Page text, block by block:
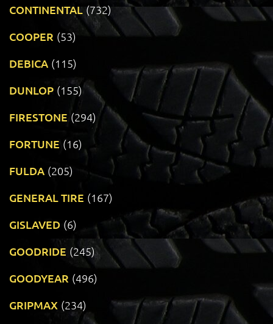
CONTINENTAL (732)
COOPER (53)
DEBICA (115)
DUNLOP (155)
FIRESTONE (294)
FORTUNE (16)
FULDA (205)
GENERAL TIRE (167)
GISLAVED (6)
GOODRIDE (245)
GOODYEAR (496)
GRIPMAX (234)